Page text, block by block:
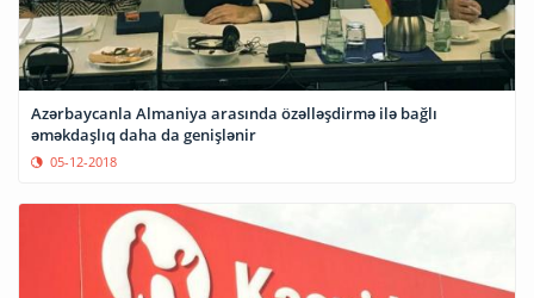
Azərbaycanla Almaniya arasında özəlləşdirmə ilə bağlı
əməkdaşlıq daha da genişlənir
05-12-2018